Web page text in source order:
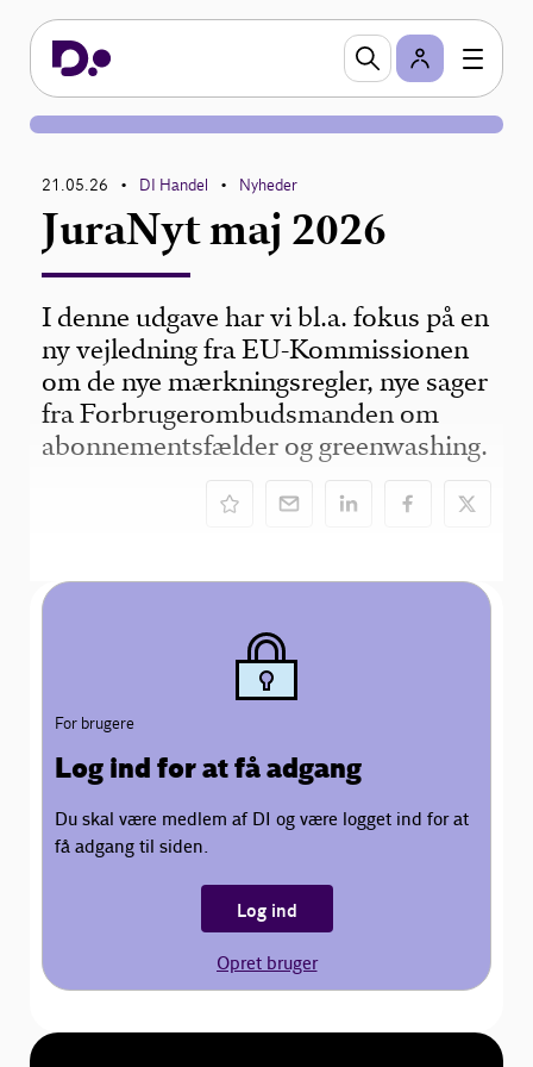
21.05.26 • DI Handel • Nyheder
JuraNyt maj 2026
I denne udgave har vi bl.a. fokus på en
ny vejledning fra EU-Kommissionen
om de nye mærkningsregler, nye sager
fra Forbrugerombudsmanden om
abonnementsfælder og greenwashing.
For brugere
Log ind for at få adgang
Du skal være medlem af DI og være logget ind for at
få adgang til siden.
Log ind
Opret bruger